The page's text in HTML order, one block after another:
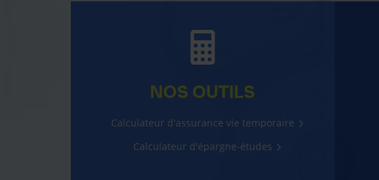
NOS OUTILS
Calculateur d'assurance vie temporaire
Calculateur d'épargne-études